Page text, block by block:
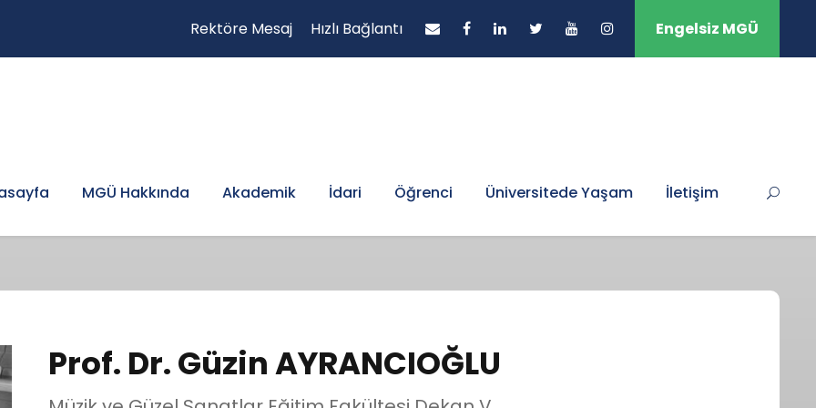
Rektöre Mesaj Hızlı Bağlantı Engelsiz MGÜ
MGÜ Hakkında Akademik İdari Öğrenci Üniversitede Yaşam İletişim
Prof. Dr. Güzin AYRANCIOĞLU